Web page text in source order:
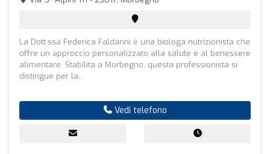
La Dott.ssa Federica Faldarini è una biologa nutrizionista che
offre un approccio personalizzato alla salute e al benessere
alimentare. Stabilita a Morbegno, questa professionista si
distingue per la...
Vedi telefono